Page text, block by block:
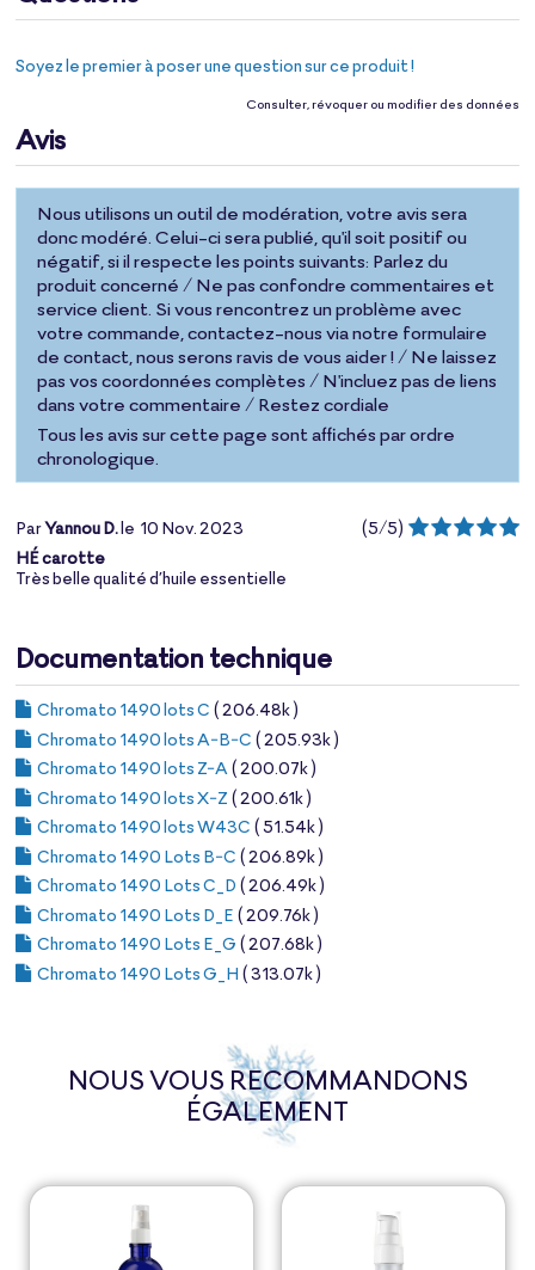
Soyez le premier à poser une question sur ce produit !
Consulter, révoquer ou modifier des données
Avis
Nous utilisons un outil de modération, votre avis sera
donc modéré. Celui-ci sera publié, qu'il soit positif ou
négatif, si il respecte les points suivants: Parlez du
produit concerné / Ne pas confondre commentaires et
service client. Si vous rencontrez un problème avec
votre commande, contactez-nous via notre formulaire
de contact, nous serons ravis de vous aider ! / Ne laissez
pas vos coordonnées complètes / N'incluez pas de liens
dans votre commentaire / Restez cordiale
Tous les avis sur cette page sont affichés par ordre
chronologique.
ParYannou D.le 10 Nov. 2023 (5/5)
HÉ carotte
Très belle qualité d’huile essentielle
Documentation technique
Chromato 1490 lots C ( 206.48k )
Chromato 1490 lots A-B-C ( 205.93k )
Chromato 1490 lots Z-A( 200.07k )
Chromato 1490 lots X-Z ( 200.61k )
Chromato 1490 lots W43C ( 51.54k )
Chromato 1490 Lots B-C ( 206.89k )
Chromato 1490 Lots C_D ( 206.49k )
Chromato 1490 Lots D_E ( 209.76k )
Chromato 1490 Lots E_G ( 207.68k )
Chromato 1490 Lots G_H ( 313.07k )
NOUS VOUS RECOMMANDONS
ÉGALEMENT